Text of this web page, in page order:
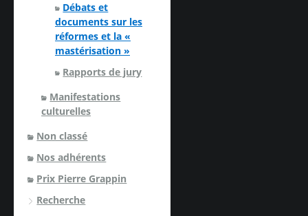
Débats et
documents sur les
réformes et la «
mastérisation »
Rapports de jury
Manifestations
culturelles
Non classé
Nos adhérents
Prix Pierre Grappin
Recherche